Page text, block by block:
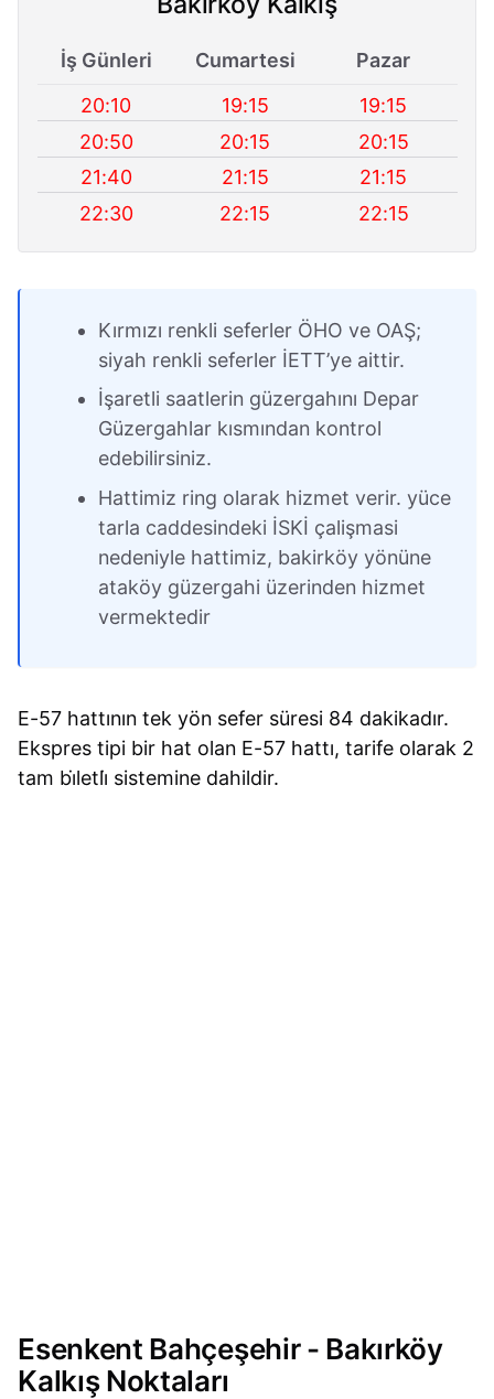
İş Günleri Cumartesi
Pazar
20:10
19:15
19:15
20:50
20:15
20:15
21:40
21:15
21:15
22:30
22:15 22:15
Kırmızı renkli seferler ÖHO ve OAŞ;
siyah renkli seferler İETT’ye aittir.
İşaretli saatlerin güzergahını Depar
Güzergahlar kısmından kontrol
edebilirsiniz.
Hattimiz ring olarak hizmet verir. yüce
tarla caddesindeki İSKİ çalişmasi
nedeniyle hattimiz, bakirköy yönüne
ataköy güzergahi üzerinden hizmet
vermektedir
E-57 hattının tek yön sefer süresi 84 dakikadır.
Ekspres tipi bir hat olan E-57 hattı, tarife olarak 2
tam bi̇letli̇ sistemine dahildir.
Esenkent Bahçeşehir - Bakırköy
Kalkış Noktaları